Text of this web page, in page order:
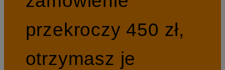
przekroczy 450 zł,
otrzymasz je